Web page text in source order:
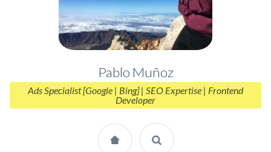
Pablo Muñoz
Ads Specialist [Google | Bing] | SEO Expertise | Frontend
Developer